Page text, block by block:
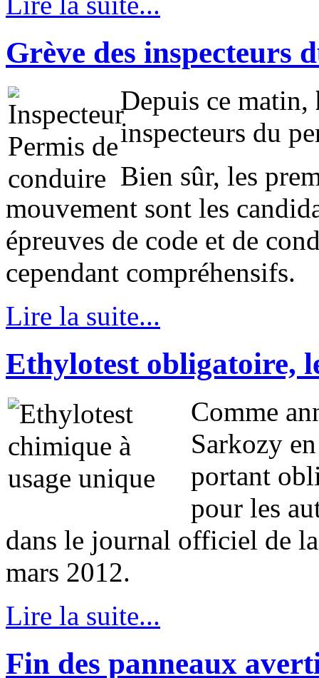
Grève des inspecteurs
Depuis ce matin,
inspecteurs du
Bien sûr, les
mouvement sont les
épreuves de code et de
cependant compréhensifs.
Lire la suite...
Ethylotest obligatoire,
Comme
Sarkozy
portant
pour les
dans le journal officiel de
mars 2012.
Lire la suite...
Fin des panneaux